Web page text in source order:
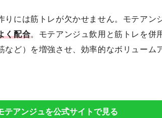
りには筋トレが欠かせません。モテアン
く配合。モテアンジュ飲用と筋トレを併
など）を増強させ、効率的なボリューム
テアンジュを公式サイトで見る